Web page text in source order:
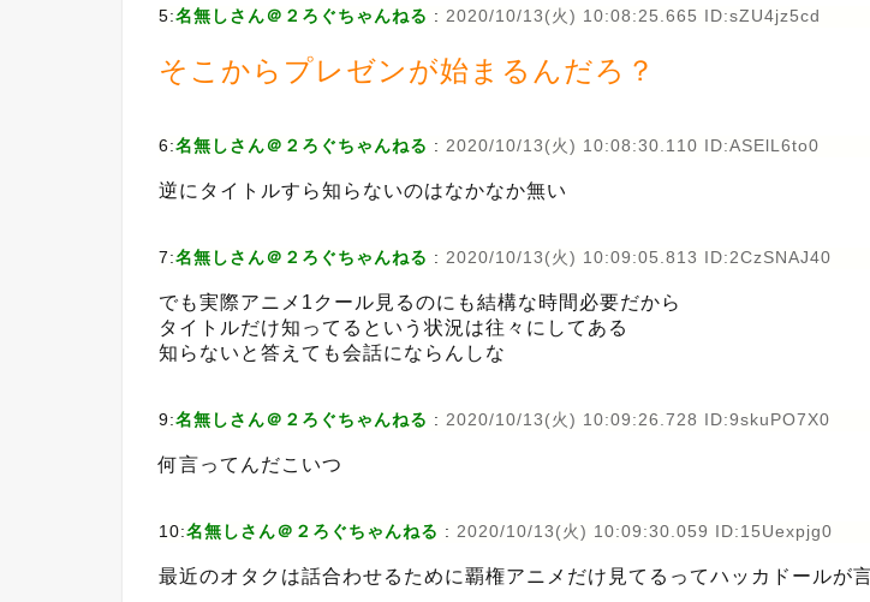
5:名無しさん＠２ろぐちゃんねる : 2020/10/13(火) 10:08:25.665 ID:sZU4jz5cd
そこからプレゼンが始まるんだろ？
6:名無しさん＠２ろぐちゃんねる : 2020/10/13(火) 10:08:30.110 ID:ASElL6to0
逆にタイトルすら知らないのはなかなか無い
7:名無しさん＠２ろぐちゃんねる : 2020/10/13(火) 10:09:05.813 ID:2CzSNAJ40
でも実際アニメ1クール見るのにも結構な時間必要だから
タイトルだけ知ってるという状況は往々にしてある
知らないと答えても会話にならんしな
9:名無しさん＠２ろぐちゃんねる : 2020/10/13(火) 10:09:26.728 ID:9skuPO7X0
何言ってんだこいつ
10:名無しさん＠２ろぐちゃんねる : 2020/10/13(火) 10:09:30.059 ID:15Uexpjg0
最近のオタクは話合わせるために覇権アニメだけ見てるってハッカドールが